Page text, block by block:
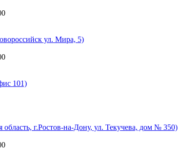
ул. Мира, 5)
101)
г.Ростов-на-Дону, ул. Текучева, дом № 350)